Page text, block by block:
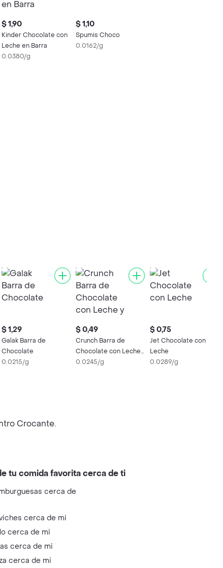
$ 1,90
Kinder Chocolate con
Leche en Barra
0.0380/g
$ 1,10
Spumis Choco
0.0162/g
$ 1,29
Galak Barra de
Chocolate
0.0215/g
$ 0,49
Crunch Barra de
Chocolate con Leche
y Arroz Crocante
0.0245/g
$ 0,75
Jet Chocolate con
Leche
0.0289/g
Crocante.
tu comida favorita cerca de ti
cerca de
cerca de mi
cerca de mi
cerca de mi
cerca de mi